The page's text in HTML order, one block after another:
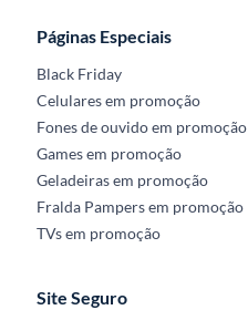
Páginas Especiais
Black Friday
Celulares em promoção
Fones de ouvido em promoção
Games em promoção
Geladeiras em promoção
Fralda Pampers em promoção
TVs em promoção
Site Seguro